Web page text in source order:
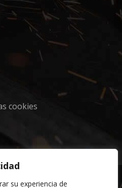
su experiencia de
cookies